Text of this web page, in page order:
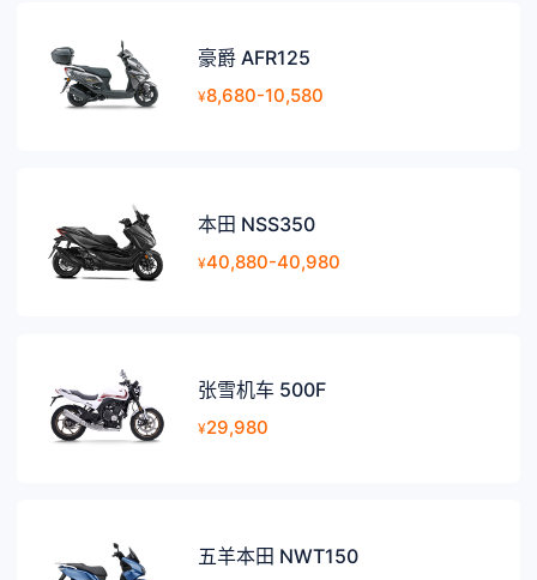
豪爵 AFR125
¥8,680-10,580
本田 NSS350
¥40,880-40,980
张雪机车 500F
¥29,980
五羊本田 NWT150